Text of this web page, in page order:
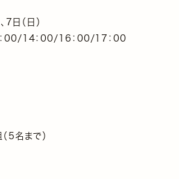
日（日）
00/14：00/16：00/17：00
5名まで）